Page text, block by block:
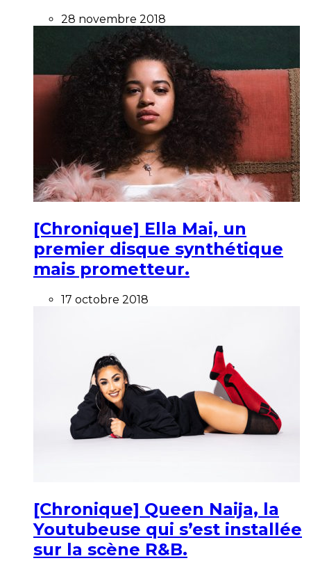
28 novembre 2018
[Chronique] Ella Mai, un
premier disque synthétique
mais prometteur.
17 octobre 2018
[Chronique] Queen Naija, la
Youtubeuse qui s’est installée
sur la scène R&B.